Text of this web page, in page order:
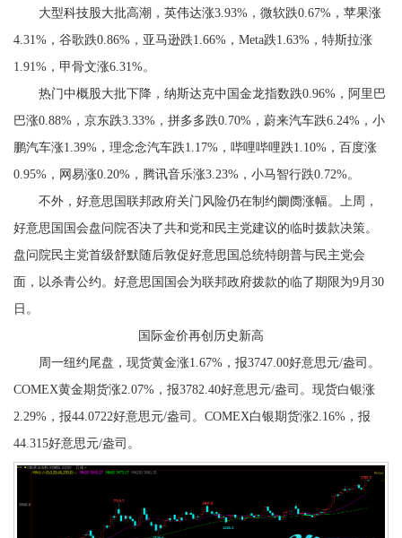
大型科技股大批高潮，英伟达涨3.93%，微软跌0.67%，苹果涨
4.31%，谷歌跌0.86%，亚马逊跌1.66%，Meta跌1.63%，特斯拉涨
1.91%，甲骨文涨6.31%。
热门中概股大批下降，纳斯达克中国金龙指数跌0.96%，阿里巴
巴涨0.88%，京东跌3.33%，拼多多跌0.70%，蔚来汽车跌6.24%，小
鹏汽车涨1.39%，理念念汽车跌1.17%，哔哩哔哩跌1.10%，百度涨
0.95%，网易涨0.20%，腾讯音乐涨3.23%，小马智行跌0.72%。
不外，好意思国联邦政府关门风险仍在制约阛阓涨幅。上周，
好意思国国会盘问院否决了共和党和民主党建议的临时拨款决策。
盘问院民主党首级舒默随后敦促好意思国总统特朗普与民主党会
面，以杀青公约。好意思国国会为联邦政府拨款的临了期限为9月30
日。
国际金价再创历史新高
周一纽约尾盘，现货黄金涨1.67%，报3747.00好意思元/盎司。
COMEX黄金期货涨2.07%，报3782.40好意思元/盎司。现货白银涨
2.29%，报44.0722好意思元/盎司。COMEX白银期货涨2.16%，报
44.315好意思元/盎司。